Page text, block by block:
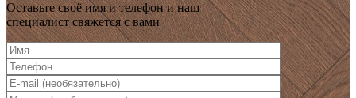
Оставьте своё имя и телефон и наш
специалист свяжется с вами